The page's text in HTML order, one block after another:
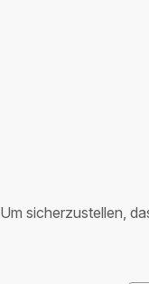
Um sicherzustellen,